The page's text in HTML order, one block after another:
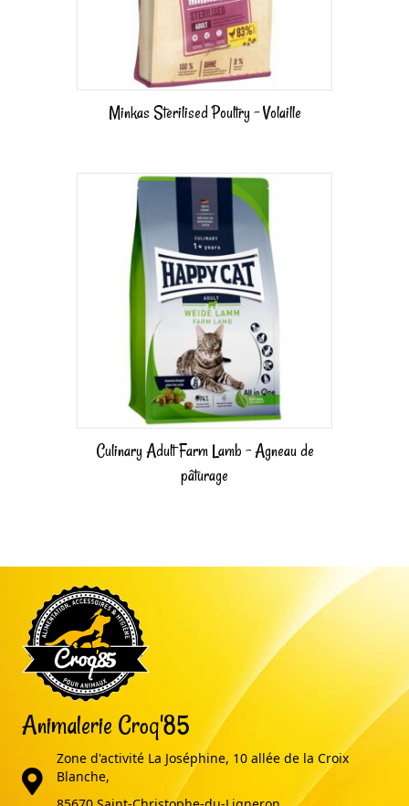
Minkas Sterilised Poultry – Volaille
Culinary Adult Farm Lamb – Agneau de
pâturage
Animalerie Croq'85
adresse
Zone d'activité La Joséphine, 10 allée de la Croix
Blanche,